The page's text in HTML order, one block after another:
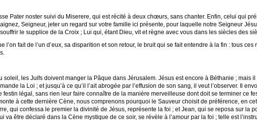
Pater noster suivi du Miserere, qui est récité à deux chœurs, sans chanter. Enfin, celui qui
Seigneur, jeter un regard sur votre famille ici présente, pour laquelle notre Seigneur
le supplice de la Croix ; Lui qui, étant Dieu, vit et règne avec vous dans les siècles des
l’on fait de l’un d’eux, sa disparition et son retour, le bruit qui se fait entendre à la fin : tous ces
soleil, les Juifs doivent manger la Pâque dans Jérusalem. Jésus est encore à Béthanie ; mais
la Loi ; et jusqu’à ce qu’il l’ait abrogée par l’effusion de son sang, il veut l’observer. Il
légal, sans rien leur faire connaître de la manière merveilleuse dont doit se terminer ce
à cette dernière Cène, nous comprenons pourquoi le Sauveur choisit de préférence, en
qui confessa le premier la divinité de Jésus, représente la foi ; et Jean, qui se reposa sur la
va être déclaré dans la Cène mystique de ce soir, se révèle à l’amour par la foi ; telle est